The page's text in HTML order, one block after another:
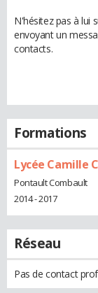
N'hésitez pas à lui
envoyant un
contacts.
Formations
Lycée Camille
Pontault Combault
2014 - 2017
Réseau
Pas de contact